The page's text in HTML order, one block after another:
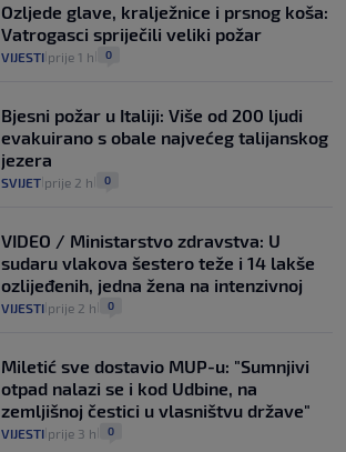
Ozljede glave, kralježnice i prsnog koša:
Vatrogasci spriječili veliki požar
VIJESTI prije 1 h 0
Bjesni požar u Italiji: Više od 200 ljudi
evakuirano s obale najvećeg talijanskog
jezera
SVIJET prije 2 h 0
VIDEO / Ministarstvo zdravstva: U
sudaru vlakova šestero teže i 14 lakše
ozlijeđenih, jedna žena na intenzivnoj
VIJESTI prije 2 h 0
Miletić sve dostavio MUP-u: "Sumnjivi
otpad nalazi se i kod Udbine, na
zemljišnoj čestici u vlasništvu države"
VIJESTI prije 3 h 0